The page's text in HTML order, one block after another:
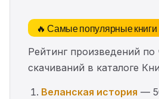
🔥 Самые популярные книги
Рейтинг произведений по
скачиваний в каталоге
Веланская история —